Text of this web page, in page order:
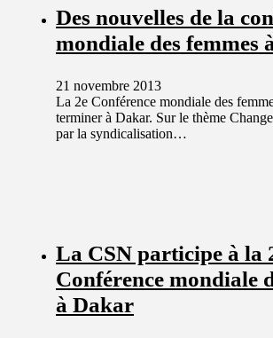
Des nouvelles de la
mondiale des femmes
21 novembre 2013
La 2e Conférence mondiale des
terminer à Dakar. Sur le thème
par la syndicalisation…
La CSN participe à la
Conférence mondiale
à Dakar